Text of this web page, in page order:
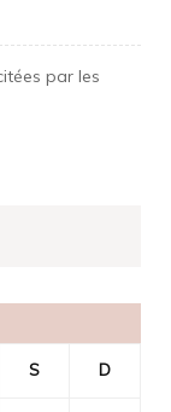
par les
S D